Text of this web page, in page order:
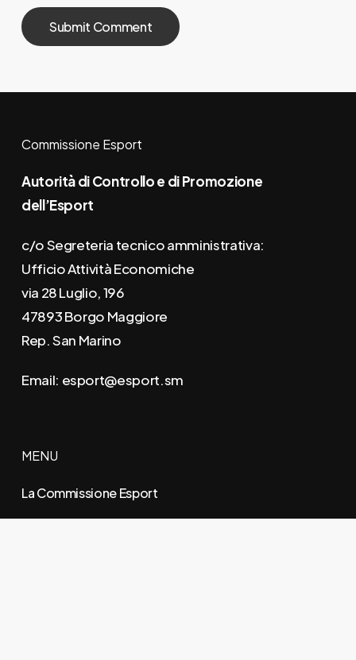
Commissione Esport
Autorità di Controllo e di Promozione
dell’Esport
c/o Segreteria tecnico amministrativa:
Ufficio Attività Economiche
via 28 Luglio, 196
47893 Borgo Maggiore
Rep. San Marino
Email: esport@esport.sm
MENU
La Commissione Esport
Membri della Commissione Esport